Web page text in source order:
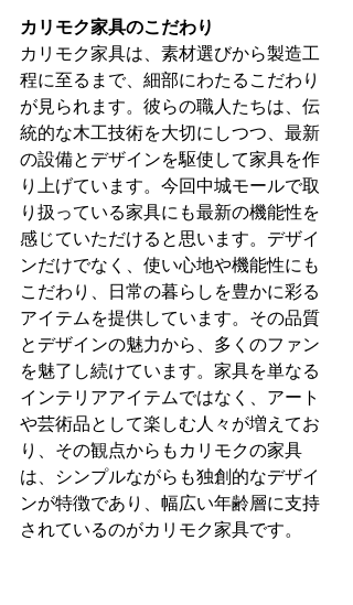
カリモク家具のこだわり
カリモク家具は、素材選びから製造工
程に至るまで、細部にわたるこだわり
が見られます。彼らの職人たちは、伝
統的な木工技術を大切にしつつ、最新
の設備とデザインを駆使して家具を作
り上げています。今回中城モールで取
り扱っている家具にも最新の機能性を
感じていただけると思います。デザイ
ンだけでなく、使い心地や機能性にも
こだわり、日常の暮らしを豊かに彩る
アイテムを提供しています。その品質
とデザインの魅力から、多くのファン
を魅了し続けています。家具を単なる
インテリアアイテムではなく、アート
や芸術品として楽しむ人々が増えてお
り、その観点からもカリモクの家具
は、シンプルながらも独創的なデザイ
ンが特徴であり、幅広い年齢層に支持
されているのがカリモク家具です。